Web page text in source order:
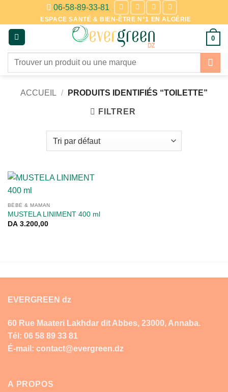
contenu
06-58-89-33-81
ESPACE SANTÉ & BIEN-ÊTRE N°1 EN ALGÉRIE
0
Recherche
ACCUEIL / PRODUITS IDENTIFIÉS “TOILETTE”
FILTRER
BÉBÉ & MAMAN
MUSTELA LINIMENT 400 ml
DA3.200,00
EVERGREEN dz
60 Rue Maateri Lakhdar dit Abbes, 23000, Annaba.
Tél: 06 58 89 33 81
É-mail: contact@evergreen.dz
A PROPOS